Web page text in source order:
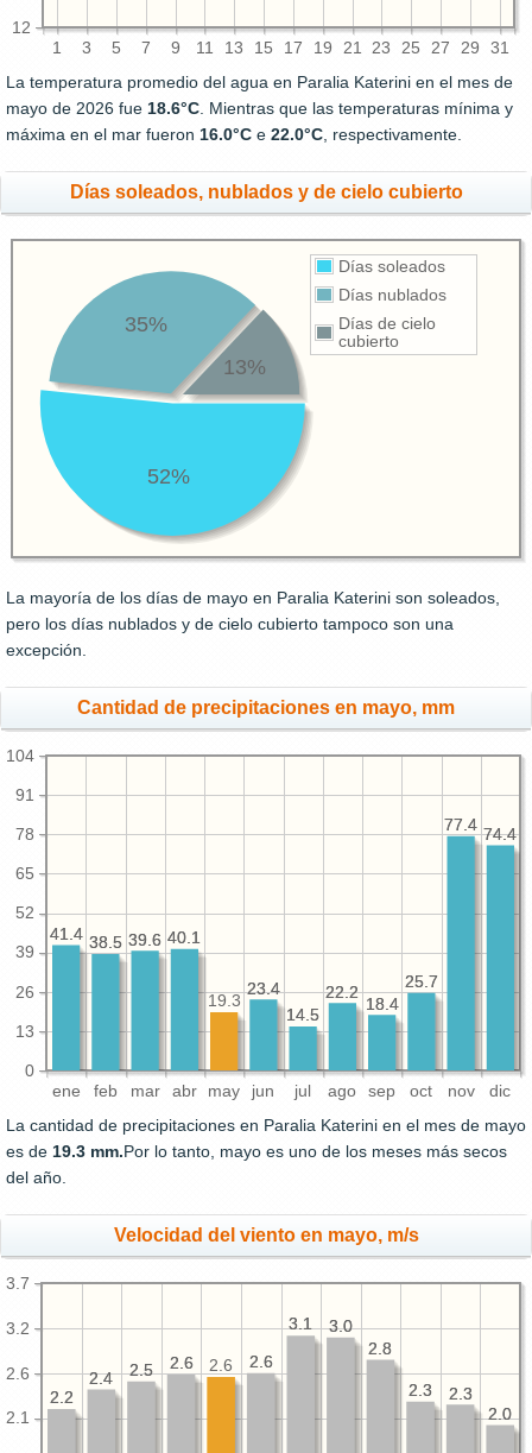
1 3 5 7 9 11 13 15 17 19 21 23 25 27 29 31
12
La temperatura promedio del agua en Paralia Katerini en el mes de
mayo de 2026 fue 18.6°C. Mientras que las temperaturas mínima y
máxima en el mar fueron 16.0°C e 22.0°C, respectivamente.
Días soleados, nublados y de cielo cubierto
Días soleados
Días nublados
Días de cielo
cubierto
52%
35%
13%
La mayoría de los días de mayo en Paralia Katerini son soleados,
pero los días nublados y de cielo cubierto tampoco son una
excepción.
Cantidad de precipitaciones en mayo, mm
ene feb mar abr may jun jul ago sep oct nov dic
0
13
26
39
52
65
78
91
104
74.4
77.4
25.7
18.4
22.2
14.5
23.4
40.1
39.6
38.5
41.4
74.4
77.4
25.7
18.4
22.2
14.5
23.4
19.3
40.1
39.6
38.5
41.4
La cantidad de precipitaciones en Paralia Katerini en el mes de mayo
es de 19.3 mm.Por lo tanto, mayo es uno de los meses más secos
del año.
Velocidad del viento en mayo, m/s
2.1
2.6
3.2
3.7
2.0
2.3
2.3
2.8
3.0
3.1
2.6
2.6
2.5
2.4
2.2
2.0
2.3
2.3
2.8
3.0
3.1
2.6
2.6
2.6
2.5
2.4
2.2